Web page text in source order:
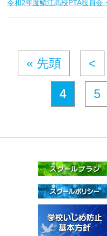
令和2年度鯖江高校PTA役員会
« 先頭 <
4 5